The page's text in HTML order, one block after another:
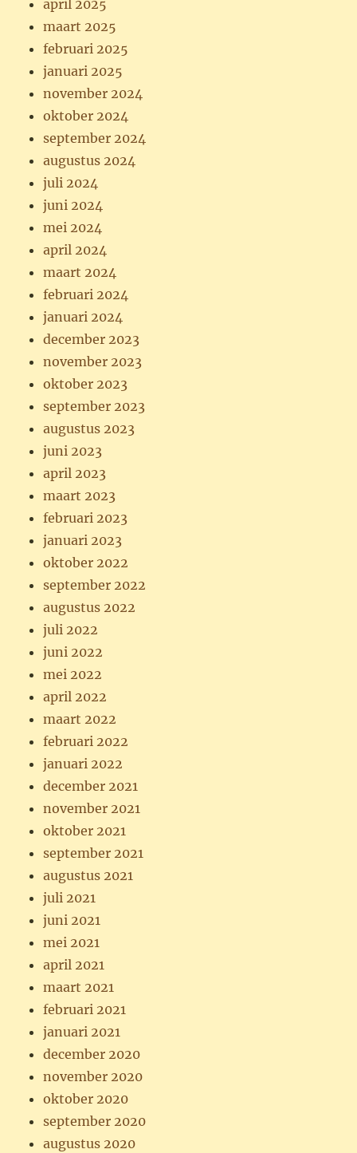
april 2025
maart 2025
februari 2025
januari 2025
november 2024
oktober 2024
september 2024
augustus 2024
juli 2024
juni 2024
mei 2024
april 2024
maart 2024
februari 2024
januari 2024
december 2023
november 2023
oktober 2023
september 2023
augustus 2023
juni 2023
april 2023
maart 2023
februari 2023
januari 2023
oktober 2022
september 2022
augustus 2022
juli 2022
juni 2022
mei 2022
april 2022
maart 2022
februari 2022
januari 2022
december 2021
november 2021
oktober 2021
september 2021
augustus 2021
juli 2021
juni 2021
mei 2021
april 2021
maart 2021
februari 2021
januari 2021
december 2020
november 2020
oktober 2020
september 2020
augustus 2020